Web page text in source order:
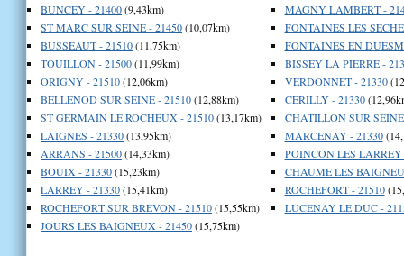
BUNCEY - 21400(9,43km)
ST MARC SUR SEINE - 21450(10,07km)
BUSSEAUT - 21510(11,75km)
TOUILLON - 21500(11,99km)
ORIGNY - 21510(12,06km)
BELLENOD SUR SEINE - 21510(12,88km)
ST GERMAIN LE ROCHEUX - 21510(13,17km)
LAIGNES - 21330(13,95km)
ARRANS - 21500(14,33km)
BOUIX - 21330(15,23km)
LARREY - 21330(15,41km)
ROCHEFORT SUR BREVON - 21510(15,55km)
JOURS LES BAIGNEUX - 21450(15,75km)
MAGNY LAMBERT -
FONTAINES LES
FONTAINES EN
BISSEY LA PIERRE -
VERDONNET - 21330
CERILLY - 21330
CHATILLON SUR
MARCENAY - 21330
POINCON LES LARREY
CHAUME LES
ROCHEFORT - 21510
LUCENAY LE DUC -